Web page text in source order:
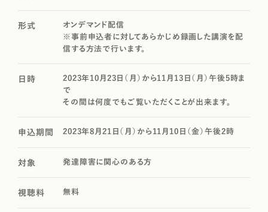
形式
オンデマンド配信
※事前申込者に対してあらかじめ録画した講演を配
信する方法で行います。
日時
2023年10月23日（月）から11月13日（月）午後5時ま
で
その間は何度でもご覧いただくことが出来ます。
申込期間 2023年8月21日（月）から11月10日（金）午後2時
対象 発達障害に関心のある方
視聴料 無料